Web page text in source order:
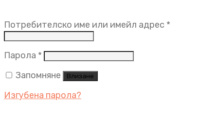
Потребителско име или имейл адрес *
Парола * Задължително
Запомняне
Влизане
Изгубена парола?